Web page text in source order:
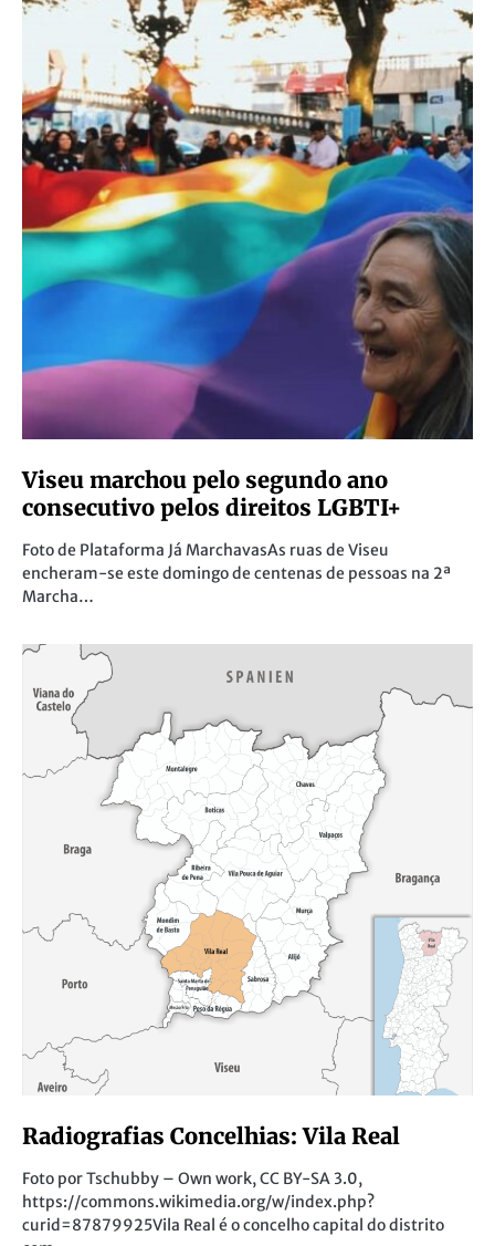
Viseu marchou pelo segundo ano
consecutivo pelos direitos LGBTI+
Foto de Plataforma Já MarchavasAs ruas de Viseu
encheram-se este domingo de centenas de pessoas na 2ª
Marcha…
Radiografias Concelhias: Vila Real
Foto por Tschubby – Own work, CC BY-SA 3.0,
https://commons.wikimedia.org/w/index.php?
curid=87879925Vila Real é o concelho capital do distrito